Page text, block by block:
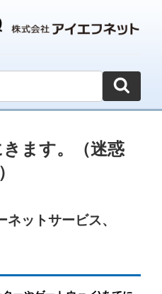
ます。（迷惑
ネットサービス、